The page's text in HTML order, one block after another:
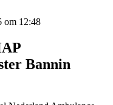
om 12:48
Bannin